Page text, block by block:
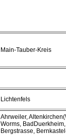
Main-Tauber-Kreis
Lichtenfels
Ahrweiler,
Worms,
Bergstrasse,